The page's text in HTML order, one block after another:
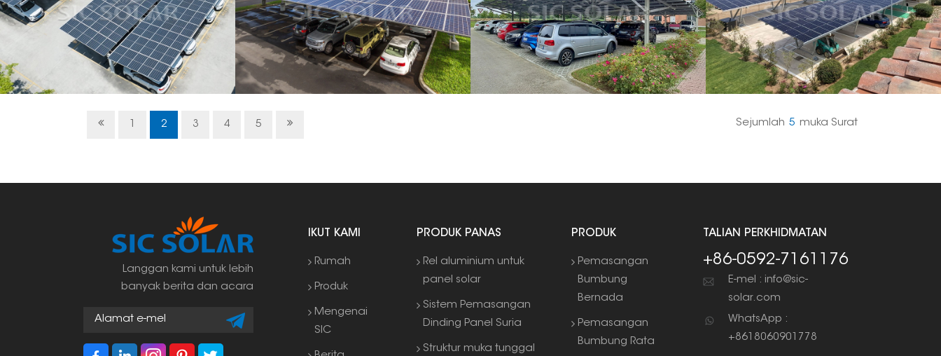
2 3 4 5 Sejumlah 5 Muka Surat
Langgan kami untuk lebih
banyak berita dan acara
IKUT KAMI
Rumah
Produk
Mengenai
SIC
PRODUK PANAS
Rel aluminium untuk
panel solar
Sistem Pemasangan
Dinding Panel Suria
Struktur muka tunggal
PRODUK
Pemasangan
Bumbung
Bernada
Pemasangan
Bumbung Rata
TALIAN PERKHIDMATAN
+86-0592-7161176
E-mel : info@sic-
solar.com
WhatsApp :
+8618060901778